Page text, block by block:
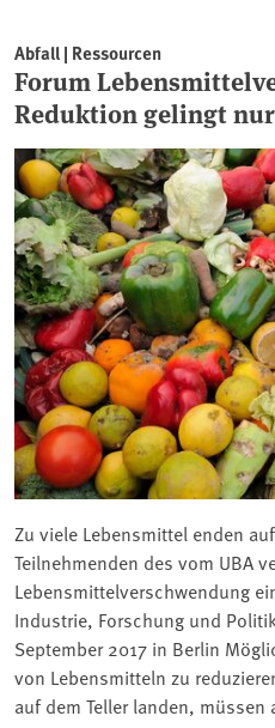
Abfall | Ressourcen
Forum
Reduktion gelingt
Zu viele Lebensmittel enden
Teilnehmenden des vom UBA
Lebensmittelverschwendung
Industrie, Forschung und
September 2017 in Berlin
von Lebensmitteln zu
auf dem Teller landen, müssen